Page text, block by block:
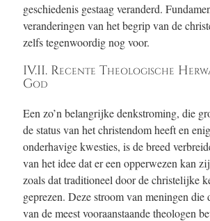
geschiedenis gestaag veranderd.
veranderingen van het begrip van de
zelfs tegenwoordig nog voor.
IV.II. Recente Theologische
God
Een zo’n belangrijke denkstroming, die
de status van het christendom heeft en
onderhavige kwesties, is de breed
van het idee dat er een opperwezen kan
zoals dat traditioneel door de christelijke
geprezen. Deze stroom van meningen die
van de meest vooraanstaande theologen